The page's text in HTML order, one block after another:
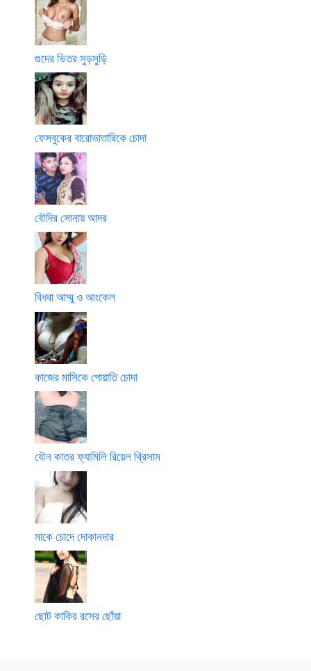
গুদের ভিতর সুড়সুড়ি
ফেসবুকের বারোভাতারিকে চোদা
বৌদির সোনায় আদর
বিধবা আম্মু ও আংকেল
কাজের মাসিকে পোয়াতি চোদা
যৌন কাতর ফ্যামিলি রিয়েল থ্রিসাম
মাকে চোদে দোকানদার
ছোট কাকির রসের ছোঁয়া